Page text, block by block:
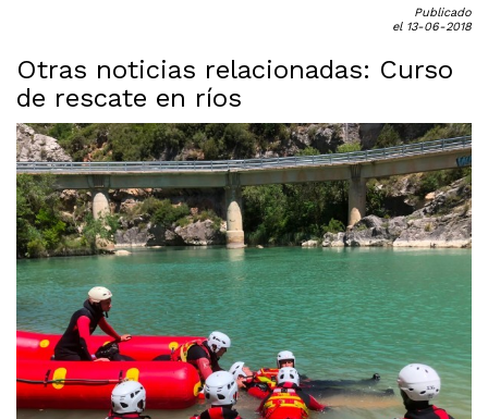
Publicado
el 13-06-2018
Otras noticias relacionadas: Curso
de rescate en ríos